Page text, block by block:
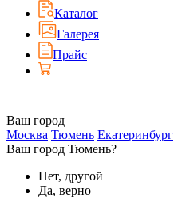
Каталог
Галерея
Прайс
Ваш город
Москва Тюмень Екатеринбург
Ваш город Тюмень?
Нет, другой
Да, верно